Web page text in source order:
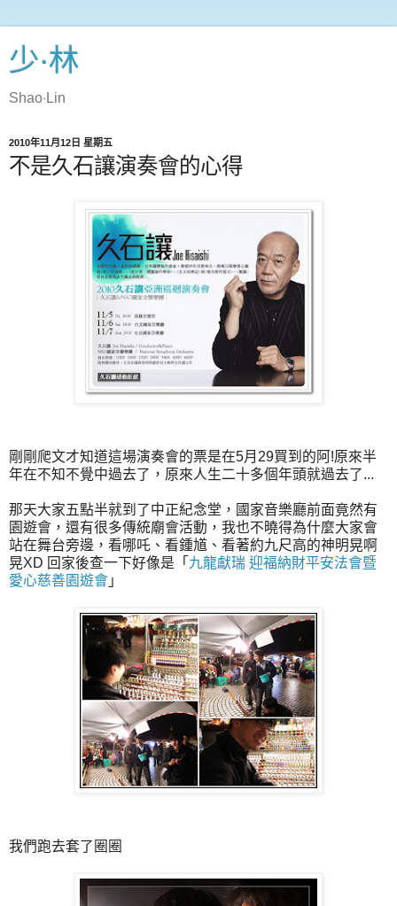
少‧林
Shao‧Lin
2010年11月12日 星期五
不是久石讓演奏會的心得
剛剛爬文才知道這場演奏會的票是在5月29買到的阿!原來半
年在不知不覺中過去了，原來人生二十多個年頭就過去了...
那天大家五點半就到了中正紀念堂，國家音樂廳前面竟然有
園遊會，還有很多傳統廟會活動，我也不曉得為什麼大家會
站在舞台旁邊，看哪吒、看鍾馗、看著約九尺高的神明晃啊
晃XD 回家後查一下好像是「 九龍獻瑞 迎福納財平安法會暨
愛心慈善園遊會 」
我們跑去套了圈圈